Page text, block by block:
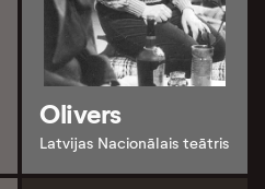
Olivers
Latvijas Nacionālais teātris